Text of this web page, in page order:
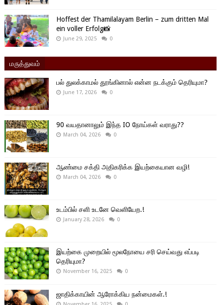
Hoffest der Thamilalayam Berlin – zum dritten Mal
ein voller Erfolg📸
June 29, 2025 0
மருத்துவம்
பல் துலக்காமல் தூங்கினால் என்ன நடக்கும் தெரியுமா?
June 17, 2026 0
90 வயதானாலும் இந்த IO நோய்கள் வராது??
March 04, 2026 0
ஆண்மை சக்தி அதிகரிக்க இயற்கையான வழி!
March 04, 2026 0
உடம்பில் சளி உடனே வெளியேற.!
January 28, 2026 0
இயற்கை முறையில் மூலநோயை சரி செய்வது எப்படி
தெரியுமா?
November 16, 2025 0
ஜாதிக்காயின் ஆரோக்கிய நன்மைகள்.!